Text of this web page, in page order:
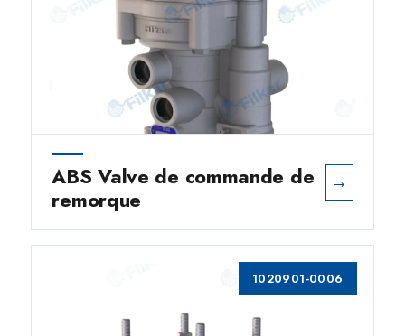
ABS Valve de commande de
remorque
→
1020901-0006